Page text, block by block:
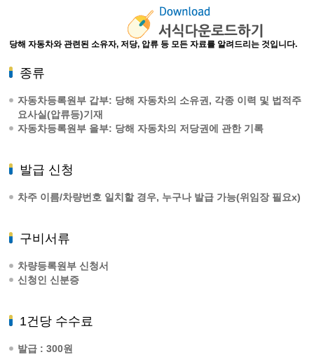
당해 자동차와 관련된 소유자, 저당, 압류 등 모든 자료를 알려드리는 것입니다.
종류
자동차등록원부 갑부: 당해 자동차의 소유권, 각종 이력 및 법적주
요사실(압류등)기재
자동차등록원부 을부: 당해 자동차의 저당권에 관한 기록
발급 신청
차주 이름/차량번호 일치할 경우, 누구나 발급 가능(위임장 필요x)
구비서류
차량등록원부 신청서
신청인 신분증
1건당 수수료
발급 : 300원